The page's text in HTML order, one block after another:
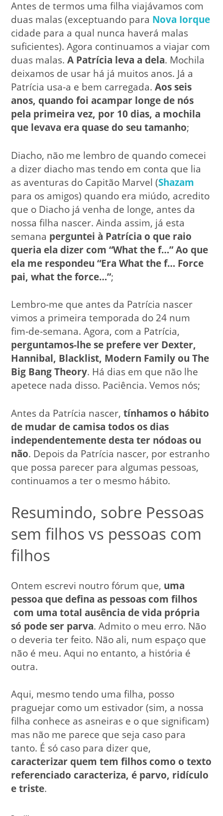
Antes de termos uma filha viajávamos com
duas malas (exceptuando para Nova Iorque
cidade para a qual nunca haverá malas
suficientes). Agora continuamos a viajar com
duas malas.A Patrícia leva a dela. Mochila
deixamos de usar há já muitos anos. Já a
Patrícia usa-a e bem carregada.Aos seis
anos, quando foi acampar longe de nós
pela primeira vez, por 10 dias, a mochila
que levava era quase do seu tamanho;
Diacho, não me lembro de quando comecei
a dizer diacho mas tendo em conta que lia
as aventuras do Capitão Marvel (Shazam
para os amigos) quando era miúdo, acredito
que o Diacho já venha de longe, antes da
nossa filha nascer. Ainda assim, já esta
semana perguntei à Patrícia o que raio
queria ela dizer com “What the f…” Ao que
ela me respondeu “Era What the f… Force
pai, what the force…”;
Lembro-me que antes da Patrícia nascer
vimos a primeira temporada do 24 num
fim‑de‑semana. Agora, com a Patrícia,
perguntamos-lhe se prefere ver Dexter,
Hannibal, Blacklist, Modern Family ou The
Big Bang Theory. Há dias em que não lhe
apetece nada disso. Paciência. Vemos nós;
Antes da Patrícia nascer,tínhamos o hábito
de mudar de camisa todos os dias
independentemente desta ter nódoas ou
não. Depois da Patrícia nascer, por estranho
que possa parecer para algumas pessoas,
continuamos a ter o mesmo hábito.
Resumindo, sobre Pessoas
sem filhos vs pessoas com
filhos
Ontem escrevi noutro fórum que, uma
pessoa que defina as pessoas com filhos
com uma total ausência de vida própria
só pode ser parva. Admito o meu erro. Não
o deveria ter feito. Não ali, num espaço que
não é meu. Aqui no entanto, a história é
outra.
Aqui, mesmo tendo uma filha, posso
praguejar como um estivador (sim, a nossa
filha conhece as asneiras e o que significam)
mas não me parece que seja caso para
tanto. É só caso para dizer que,
caracterizar quem tem filhos como o texto
referenciado caracteriza, é parvo, ridículo
e triste.